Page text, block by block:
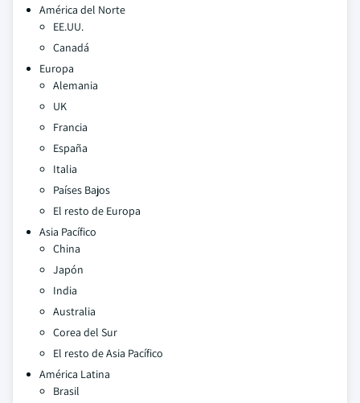
América del Norte
EE.UU.
Canadá
Europa
Alemania
UK
Francia
España
Italia
Países Bajos
El resto de Europa
Asia Pacífico
China
Japón
India
Australia
Corea del Sur
El resto de Asia Pacífico
América Latina
Brasil